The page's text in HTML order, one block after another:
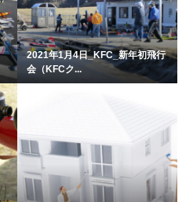
2021年1月4日_KFC_新年初飛行
会（KFCク...